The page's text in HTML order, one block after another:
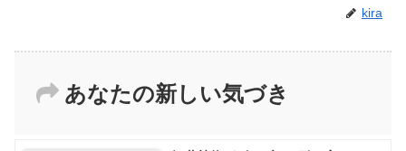
kira
あなたの新しい気づき